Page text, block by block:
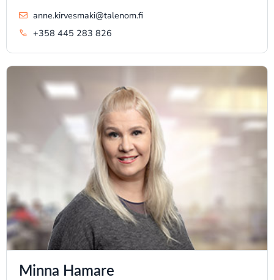
anne.kirvesmaki@talenom.fi
+358 445 283 826
Minna Hamare